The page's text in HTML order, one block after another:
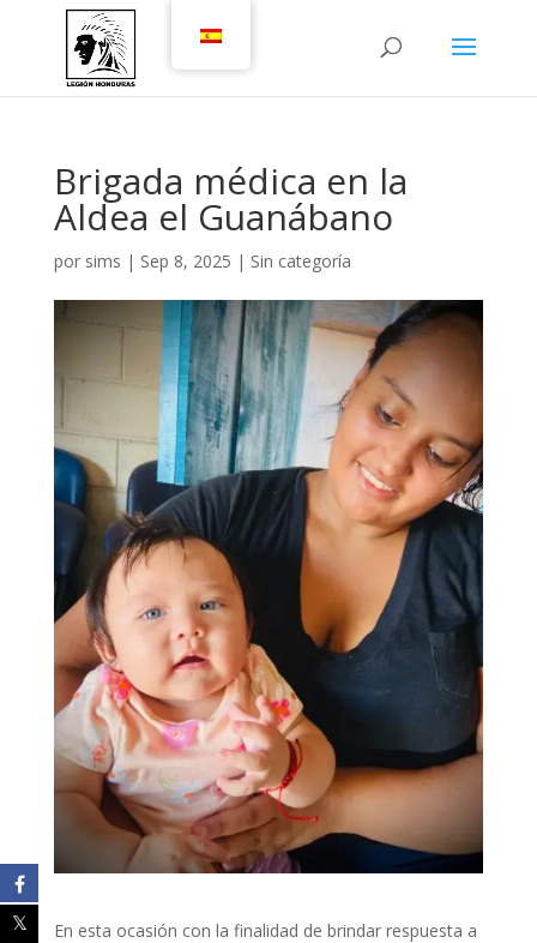
Brigada médica en la
Aldea el Guanábano
por sims | Sep 8, 2025 | Sin categoría
En esta ocasión con la finalidad de brindar respuesta a